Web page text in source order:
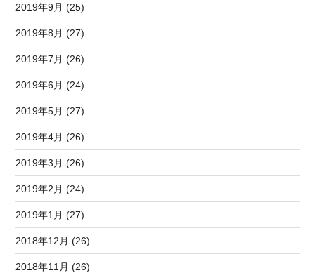
2019年9月 (25)
2019年8月 (27)
2019年7月 (26)
2019年6月 (24)
2019年5月 (27)
2019年4月 (26)
2019年3月 (26)
2019年2月 (24)
2019年1月 (27)
2018年12月 (26)
2018年11月 (26)